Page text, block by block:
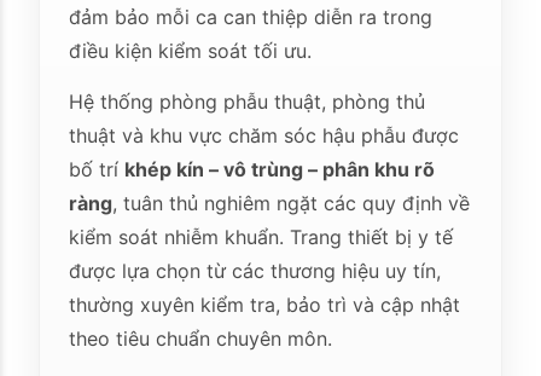
đảm bảo mỗi ca can thiệp diễn ra trong
điều kiện kiểm soát tối ưu.
Hệ thống phòng phẫu thuật, phòng thủ
thuật và khu vực chăm sóc hậu phẫu được
bố trí khép kín – vô trùng – phân khu rõ
ràng, tuân thủ nghiêm ngặt các quy định về
kiểm soát nhiễm khuẩn. Trang thiết bị y tế
được lựa chọn từ các thương hiệu uy tín,
thường xuyên kiểm tra, bảo trì và cập nhật
theo tiêu chuẩn chuyên môn.